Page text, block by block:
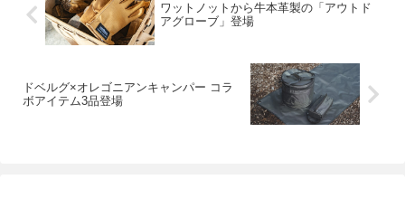
ワットノットから牛本革製の「アウトド
アグローブ」登場
ドベルグ×オレゴニアンキャンパー コラ
ボアイテム3品登場